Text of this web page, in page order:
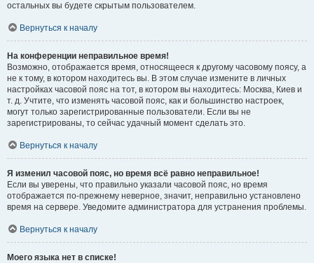
остальных вы будете скрытым пользователем.
Вернуться к началу
На конференции неправильное время!
Возможно, отображается время, относящееся к другому часовому поясу, а
не к тому, в котором находитесь вы. В этом случае измените в личных
настройках часовой пояс на тот, в котором вы находитесь: Москва, Киев и
т. д. Учтите, что изменять часовой пояс, как и большинство настроек,
могут только зарегистрированные пользователи. Если вы не
зарегистрированы, то сейчас удачный момент сделать это.
Вернуться к началу
Я изменил часовой пояс, но время всё равно неправильное!
Если вы уверены, что правильно указали часовой пояс, но время
отображается по-прежнему неверное, значит, неправильно установлено
время на сервере. Уведомите администратора для устранения проблемы.
Вернуться к началу
Моего языка нет в списке!